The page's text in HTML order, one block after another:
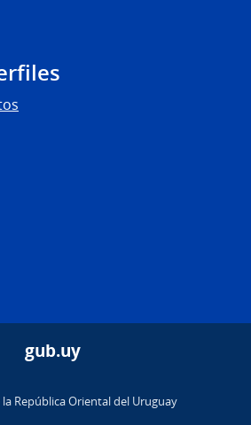
gub.uy
República Oriental del Uruguay